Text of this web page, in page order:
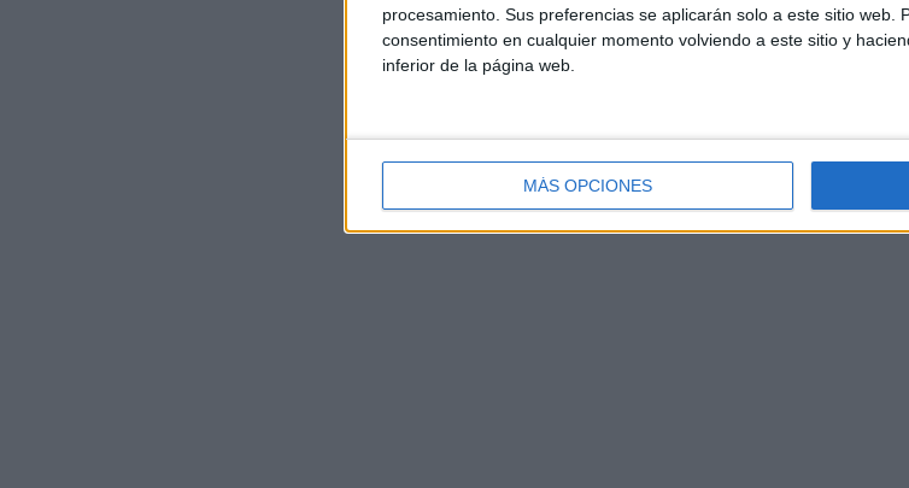
procesamiento. Sus preferencias se aplicarán solo a este sitio web.
consentimiento en cualquier momento volviendo a este sitio y
inferior de la página web.
MÁS OPCIONES